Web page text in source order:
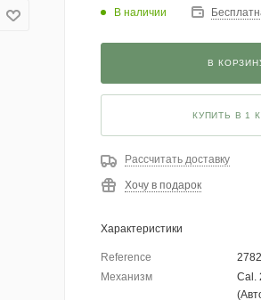
В наличии
В
КУПИТЬ В 1
Рассчитать доставку
Хочу в подарок
Характеристики
Reference
Механизм
Cal.